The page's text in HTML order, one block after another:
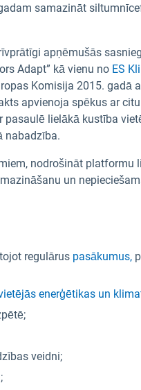
samazināt
apņēmušās
Adapt” kā vienu no ES
Komisija 2015. gadā
apvienoja spēkus ar
lielākā kustība
nabadzība.
nodrošināt platformu
un
regulārus pasākumus,
enerģētikas un
veidni;